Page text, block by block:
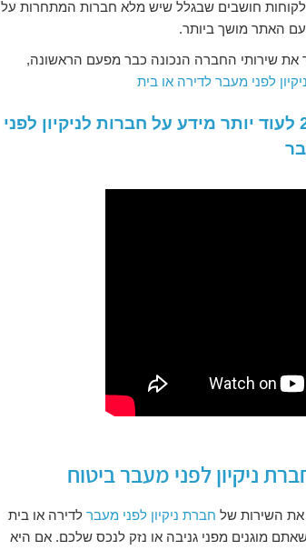
חושבים שבגלל שיש מלא חברות המתחרות על
האתר מושך ביותר.
את שירותי החברה הנכונה כבר מפעם הראשונה,
ניקיון לפני מעבר לדירה או בית
צפו בסרטון של תכנית החסכון של ערוץ 2 לעוד יותר מידע על חברות לניקיון לפני
ניקיון לפני מעבר ביטוח
את השירות של חברת ניקיון לפני מעבר לדירה או בית
מוגנים מפני גניבה או נזק לנכס שלכם. אם היא